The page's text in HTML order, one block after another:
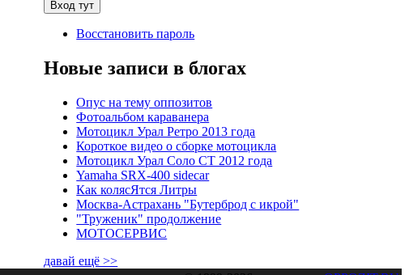
Восстановить пароль
Новые записи в блогах
Опус на тему оппозитов
Фотоальбом караванера
Мотоцикл Урал Ретро 2013 года
Короткое видео о сборке мотоцикла
Мотоцикл Урал Соло СТ 2012 года
Yamaha SRX-400 sidecar
Как колясЯтся Литры
Москва-Астрахань "Бутерброд с икрой"
"Труженик" продолжение
МОТОСЕРВИС
давай ещё >>